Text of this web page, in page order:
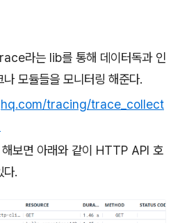
라는 lib를 통해 데이터독과 인
모듈들을 모니터링 해준다.
tracing/trace_collect
보면 아래와 같이 HTTP API 호
다.